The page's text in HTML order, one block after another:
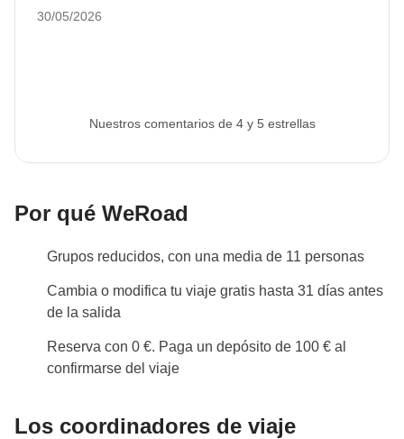
30/05/2026
Nuestros comentarios de 4 y 5 estrellas
Por qué WeRoad
Grupos reducidos, con una media de 11 personas
Cambia o modifica tu viaje gratis hasta 31 días antes
de la salida
Reserva con 0 €. Paga un depósito de 100 € al
confirmarse del viaje
Los coordinadores de viaje